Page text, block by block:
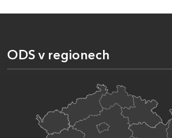
ODS v regionech